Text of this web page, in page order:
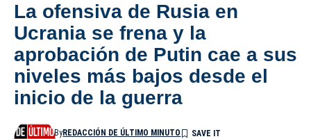
La ofensiva de Rusia en
Ucrania se frena y la
aprobación de Putin cae a sus
niveles más bajos desde el
inicio de la guerra
ByREDACCIÓN DE ÚLTIMO MINUTO